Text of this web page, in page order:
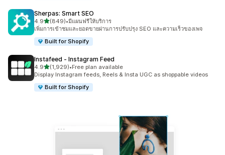
Sherpas: Smart SEO
4.9เต็ม 5 ดาว
(849)
ทั้งหมด 849 รีวิว
•มีแผนฟรีให้บริการ
เพิ่มการเข้าชมและยอดขายผ่านการปรับปรุง SEO และความเร็วของเพจ
Built for Shopify
Instafeed ‑ Instagram Feed
4.9เต็ม 5 ดาว
(1,929)
ทั้งหมด 1929 รีวิว
•Free plan available
Display Instagram feeds, Reels & Insta UGC as shoppable videos
Built for Shopify